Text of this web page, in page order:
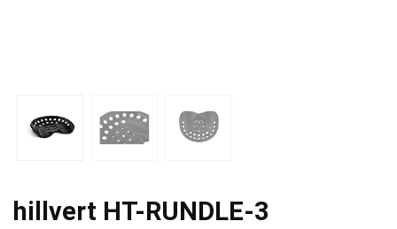
hillvert HT-RUNDLE-3